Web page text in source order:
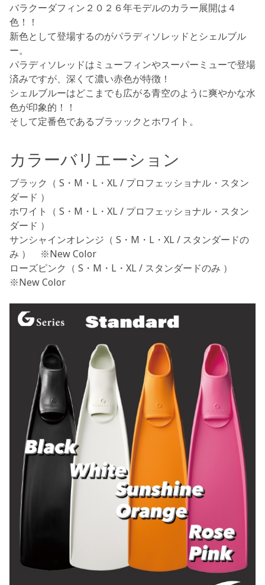
バラクーダフィン２０２６年モデルのカラー展開は４
色！！
新色として登場するのがパラディソレッドと シェルブル
ー。
パラディソレッドはミューフィンやスーパーミューで登場
済みですが、深くて濃い赤色が特徴！
シェルブルーはどこまでも広がる青空のように爽やかな水
色が印象的！！
そして定番色であるブラッックとホワイト。
カラーバリエーション
ブラック（ S・M・L・XL / プロフェッショナル・スタン
ダード ）
ホワイト（ S・M・L・XL / プロフェッショナル・スタン
ダード ）
サンシャインオレンジ（ S・M・L・XL / スタンダードの
み ） ※New Color
ローズピンク（ S・M・L・XL / スタンダードのみ ）
※New Color